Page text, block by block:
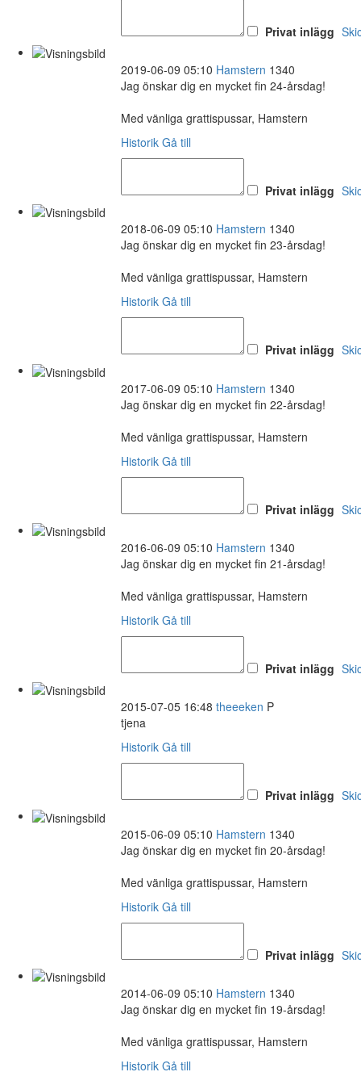
Privat inlägg
2019-06-09 05:10 Hamstern 1340
Jag önskar dig en mycket fin 24-årsdag!
Med vänliga grattispussar, Hamstern
Historik Gå till
Privat inlägg
2018-06-09 05:10 Hamstern 1340
Jag önskar dig en mycket fin 23-årsdag!
Med vänliga grattispussar, Hamstern
Historik Gå till
Privat inlägg
2017-06-09 05:10 Hamstern 1340
Jag önskar dig en mycket fin 22-årsdag!
Med vänliga grattispussar, Hamstern
Historik Gå till
Privat inlägg
2016-06-09 05:10 Hamstern 1340
Jag önskar dig en mycket fin 21-årsdag!
Med vänliga grattispussar, Hamstern
Historik Gå till
Privat inlägg
2015-07-05 16:48 theeeken P
tjena
Historik Gå till
Privat inlägg
2015-06-09 05:10 Hamstern 1340
Jag önskar dig en mycket fin 20-årsdag!
Med vänliga grattispussar, Hamstern
Historik Gå till
Privat inlägg
2014-06-09 05:10 Hamstern 1340
Jag önskar dig en mycket fin 19-årsdag!
Med vänliga grattispussar, Hamstern
Historik Gå till